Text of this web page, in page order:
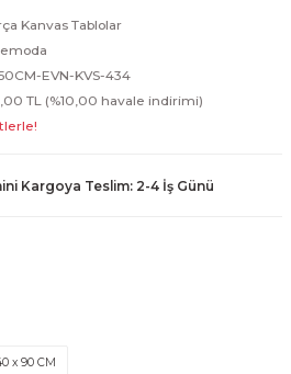
Kanvas Tablolar
EVN-KVS-434
TL (%10,00 havale indirimi)
Kargoya Teslim: 2-4 İş Günü
x 90 CM